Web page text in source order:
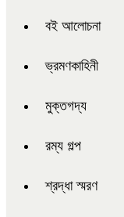
বই আলোচনা
ভ্রমণকাহিনী
মুক্তগদ্য
রম্য গল্প
শ্রদ্ধা স্মরণ